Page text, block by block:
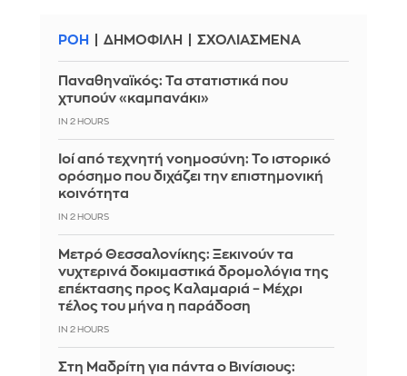
ΡΟΗ ΔΗΜΟΦΙΛΗ ΣΧΟΛΙΑΣΜΕΝΑ
Παναθηναϊκός: Τα στατιστικά που
χτυπούν «καμπανάκι»
IN 2 HOURS
Ιοί από τεχνητή νοημοσύνη: Το ιστορικό
ορόσημο που διχάζει την επιστημονική
κοινότητα
IN 2 HOURS
Μετρό Θεσσαλονίκης: Ξεκινούν τα
νυχτερινά δοκιμαστικά δρομολόγια της
επέκτασης προς Καλαμαριά – Μέχρι
τέλος του μήνα η παράδοση
IN 2 HOURS
Στη Μαδρίτη για πάντα ο Βινίσιους: